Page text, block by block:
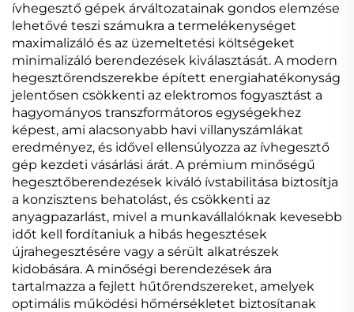
ívhegesztő gépek árváltozatainak gondos elemzése
lehetővé teszi számukra a termelékenységet
maximalizáló és az üzemeltetési költségeket
minimalizáló berendezések kiválasztását. A modern
hegesztőrendszerekbe épített energiahatékonyság
jelentősen csökkenti az elektromos fogyasztást a
hagyományos transzformátoros egységekhez
képest, ami alacsonyabb havi villanyszámlákat
eredményez, és idővel ellensúlyozza az ívhegesztő
gép kezdeti vásárlási árát. A prémium minőségű
hegesztőberendezések kiváló ívstabilitása biztosítja
a konzisztens behatolást, és csökkenti az
anyagpazarlást, mivel a munkavállalóknak kevesebb
időt kell fordítaniuk a hibás hegesztések
újrahegesztésére vagy a sérült alkatrészek
kidobására. A minőségi berendezések ára
tartalmazza a fejlett hűtőrendszereket, amelyek
optimális működési hőmérsékletet biztosítanak